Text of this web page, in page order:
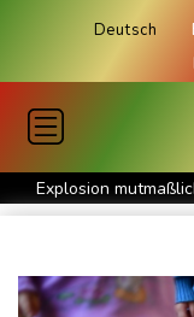
Deutsch
Explosion
diplomatische
Integrität der